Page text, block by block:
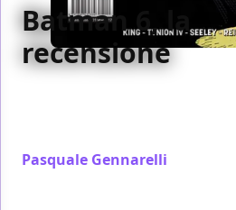
Batman 6, la
recensione
Pasquale Gennarelli